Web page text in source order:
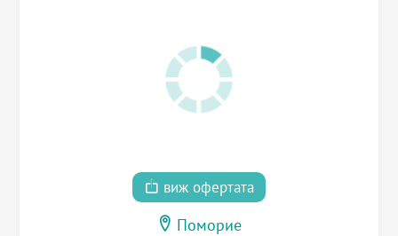
виж офертата
Поморие